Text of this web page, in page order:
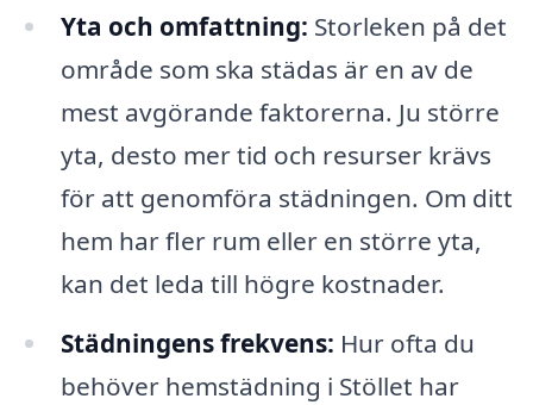
Yta och omfattning: Storleken på det
område som ska städas är en av de
mest avgörande faktorerna. Ju större
yta, desto mer tid och resurser krävs
för att genomföra städningen. Om ditt
hem har fler rum eller en större yta,
kan det leda till högre kostnader.
Städningens frekvens: Hur ofta du
behöver hemstädning i Stöllet har